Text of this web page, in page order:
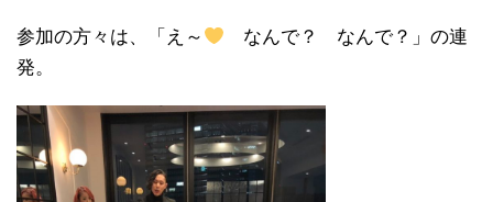
参加の方々は、「え～
なんで？ なんで？」の連
発。